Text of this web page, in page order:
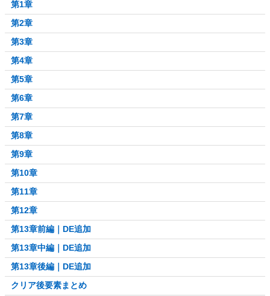
第1章
第2章
第3章
第4章
第5章
第6章
第7章
第8章
第9章
第10章
第11章
第12章
第13章前編｜DE追加
第13章中編｜DE追加
第13章後編｜DE追加
クリア後要素まとめ